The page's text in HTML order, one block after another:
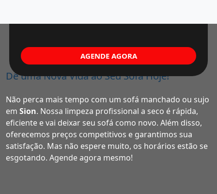
Dê uma Nova Vida ao Seu Sofá Hoje!
Não perca mais tempo com um sofá manchado ou sujo
em Sion. Nossa limpeza profissional a seco é rápida,
eficiente e vai deixar seu sofá como novo. Além disso,
oferecemos preços competitivos e garantimos sua
satisfação. Mas não espere muito, os horários estão se
esgotando. Agende agora mesmo!
AGENDE AGORA